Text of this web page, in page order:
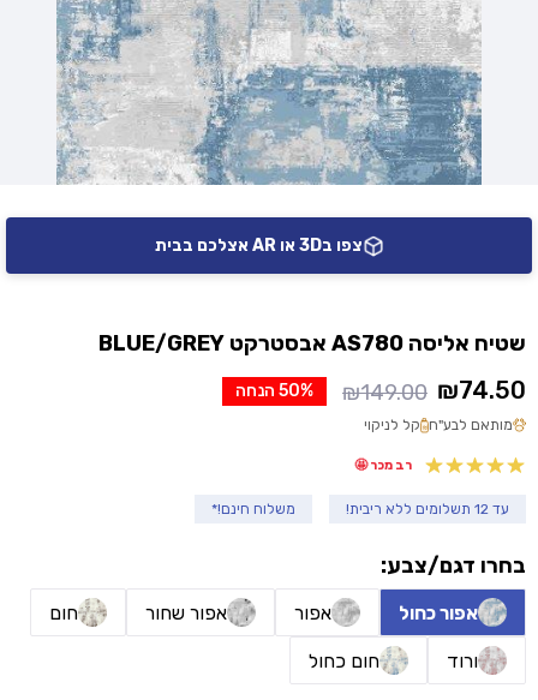
בחרו דגם/צבע:
אפור כחול אפור אפור שחור חום
ורוד חום כחול
צפו ב3D או AR אצלכם בבית
שטיח אליסה AS780 אבסטרקט BLUE/GREY
50% הנחה ₪149.00 המחיר
המקורי
היה:
₪149.00.
₪74.50
המחיר
הנוכחי
הוא:
₪74.50.
מותאם לבע"ח קל לניקוי
רב מכר 🤩
עד 12 תשלומים ללא ריבית! משלוח חינם!*